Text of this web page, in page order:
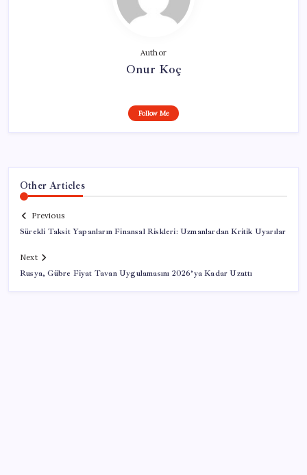
Author
Onur Koç
Follow Me
Other Articles
Previous
Sürekli Taksit Yapanların Finansal Riskleri: Uzmanlardan Kritik Uyarılar
Next
Rusya, Gübre Fiyat Tavan Uygulamasını 2026’ya Kadar Uzattı